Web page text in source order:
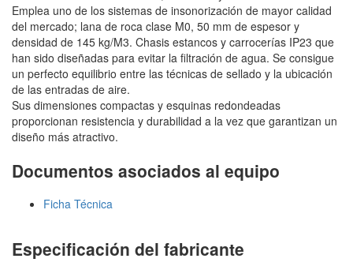
Emplea uno de los sistemas de insonorización de mayor calidad
del mercado; lana de roca clase M0, 50 mm de espesor y
densidad de 145 kg/M3. Chasis estancos y carrocerías IP23 que
han sido diseñadas para evitar la filtración de agua. Se consigue
un perfecto equilibrio entre las técnicas de sellado y la ubicación
de las entradas de aire.
Sus dimensiones compactas y esquinas redondeadas
proporcionan resistencia y durabilidad a la vez que garantizan un
diseño más atractivo.
Documentos asociados al equipo
Ficha Técnica
Especificación del fabricante